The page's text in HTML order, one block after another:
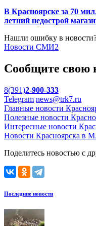
В Красноярске за 70
летний недострой
Нашли ошибку в
Новости СМИ2
Сообщите свою
8(391)2-900-333
Telegram news@trk7.ru
Главные новости
Полезные новости
Интересные новости
Новости Красноярска в
Поделитесь новостью с
Последние новости